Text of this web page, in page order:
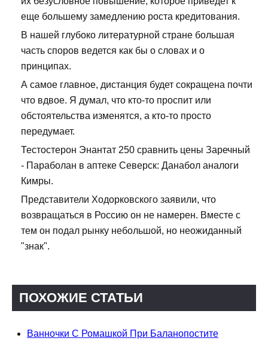
еще большему замедлению роста кредитования.
В нашей глубоко литературной стране большая
часть споров ведется как бы о словах и о
принципах.
А самое главное, дистанция будет сокращена почти
что вдвое. Я думал, что кто-то проспит или
обстоятельства изменятся, а кто-то просто
передумает.
Тестостерон Энантат 250 сравнить цены Заречный
- Параболан в аптеке Северск: Данабол аналоги
Кимры.
Представители Ходорковского заявили, что
возвращаться в Россию он не намерен. Вместе с
тем он подал рынку небольшой, но неожиданный
"знак".
ПОХОЖИЕ СТАТЬИ
Ванночки С Ромашкой При Баланопостите